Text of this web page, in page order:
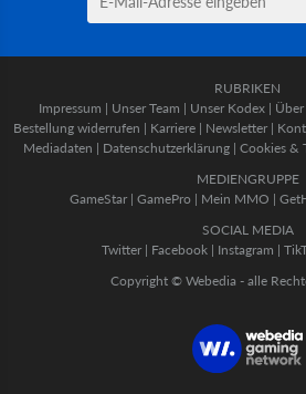
RUBRIKEN
Impressum | Unser Team | Unser Kodex |
Bestellung widerrufen | Karriere | Newsletter |
Mediadaten | Datenschutzerklärung | Cookies &
MEDIENGRUPPE
GameStar| GamePro | Mein MMO |
SOCIAL MEDIA
Twitter | Facebook | Instagram |
Copyright © Webedia - alle